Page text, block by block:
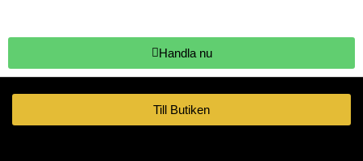
Handla nu
Till Butiken